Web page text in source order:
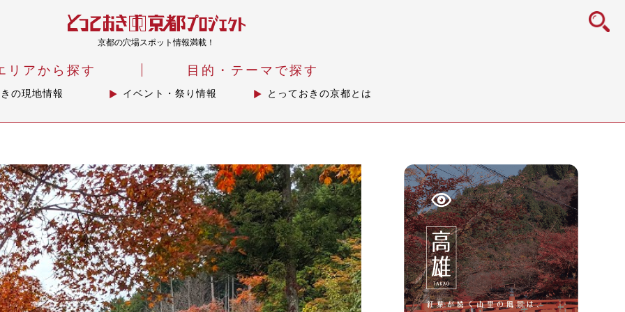
icon
京都の穴場スポット情報満載！
リアから探す 目的・テーマで探す
の現地情報 イベント・祭り情報 とっておきの京都とは